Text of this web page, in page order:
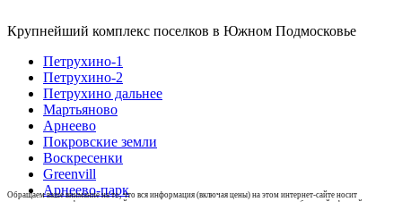
Крупнейший комплекс поселков в Южном Подмосковье
Петрухино-1
Петрухино-2
Петрухино дальнее
Мартьяново
Арнеево
Покровские земли
Воскресенки
Greenvill
Арнеево-парк
Обращаем ваше внимание на то, что вся информация (включая цены) на этом интернет-сайте носит